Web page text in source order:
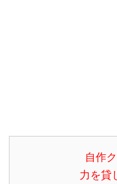
自作
力を貸